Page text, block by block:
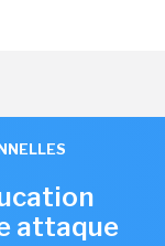
attaque